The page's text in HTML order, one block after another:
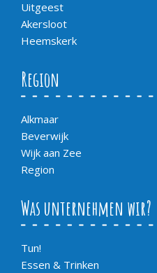
Uitgeest
Akersloot
Heemskerk
Region
Alkmaar
Beverwijk
Wijk aan Zee
Region
Was unternehmen wir?
Tun!
Essen & Trinken